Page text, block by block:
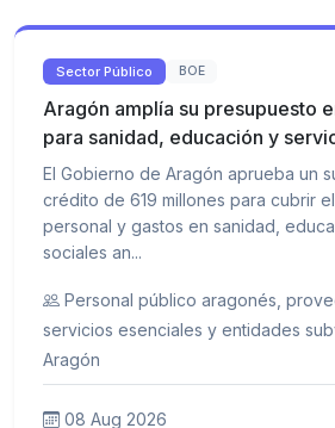
Sector Público BOE
Aragón amplía su presupuesto
para sanidad, educación y
El Gobierno de Aragón aprueba un
crédito de 619 millones para cubrir
personal y gastos en sanidad,
sociales an...
Personal público aragonés,
servicios esenciales y entidades
Aragón
08 Aug 2026